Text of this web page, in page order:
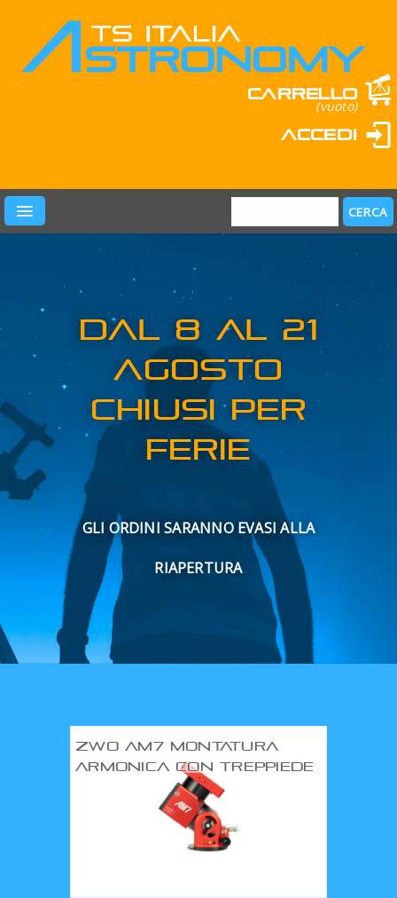
Carrello
(vuoto)
Accedi
PRODOTTI
LEARN & FUN
MARCHI
OFFERTE
BLOG
CONTATTI
DAL 8 AL 21
AGOSTO
CHIUSI PER
FERIE
GLI ORDINI SARANNO EVASI ALLA
RIAPERTURA
ZWO AM7 MONTATURA
ARMONICA CON TREPPIEDE